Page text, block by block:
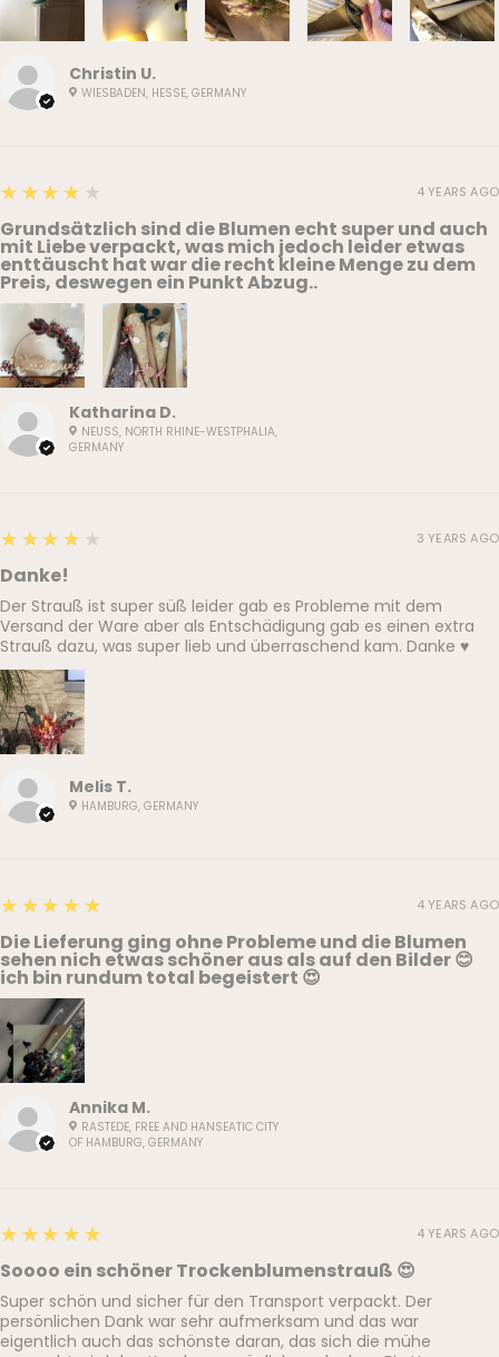
Christin U.
WIESBADEN, HESSE, GERMANY
Katharina D.
NEUSS, NORTH RHINE-WESTPHALIA,
GERMANY
4
★★★★★
Grundsätzlich sind die Blumen echt super und auch
mit Liebe verpackt, was mich jedoch leider etwas
enttäuscht hat war die recht kleine Menge zu dem
Preis, deswegen ein Punkt Abzug..
4 YEARS AGO
Melis T.
HAMBURG, GERMANY
4
★★★★★
Danke!
Der Strauß ist super süß leider gab es Probleme mit dem
Versand der Ware aber als Entschädigung gab es einen extra
Strauß dazu, was super lieb und überraschend kam. Danke ♥️
3 YEARS AGO
Annika M.
RASTEDE, FREE AND HANSEATIC CITY
OF HAMBURG, GERMANY
5
★★★★★
Die Lieferung ging ohne Probleme und die Blumen
sehen nich etwas schöner aus als auf den Bilder 😊
ich bin rundum total begeistert 😍
4 YEARS AGO
5
★★★★★
Soooo ein schöner Trockenblumenstrauß 😍
Super schön und sicher für den Transport verpackt. Der
persönlichen Dank war sehr aufmerksam und das war
eigentlich auch das schönste daran, das sich die mühe
4 YEARS AGO